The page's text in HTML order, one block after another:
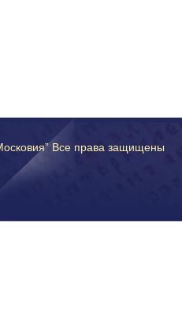
Все права защищены